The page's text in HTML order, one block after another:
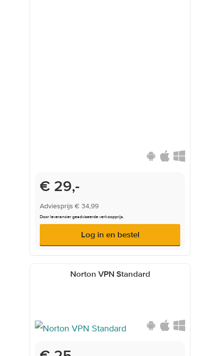
Onderwijsprijs
€ 29,-
Adviesprijs € 34,99
Door leverancier geadviseerde verkoopprijs.
Log in en bestel
Norton VPN Standard
Onderwijsprijs